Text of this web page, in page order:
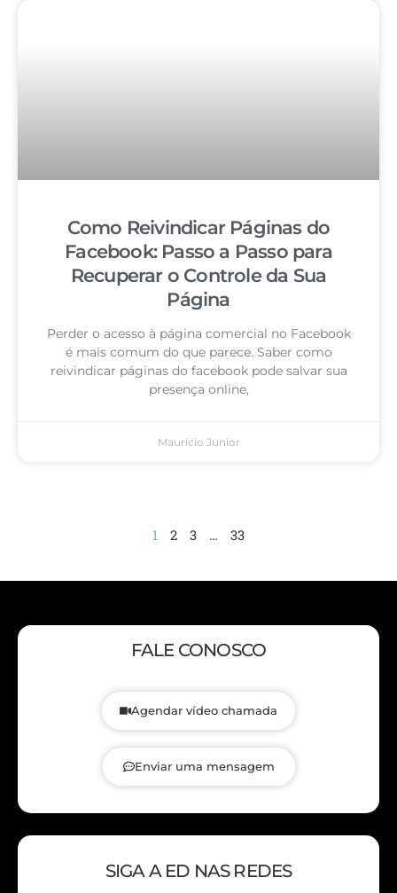
Como Reivindicar Páginas do
Facebook: Passo a Passo para
Recuperar o Controle da Sua
Página
Perder o acesso à página comercial no Facebook
é mais comum do que parece. Saber como
reivindicar páginas do facebook pode salvar sua
presença online,
Mauricio Junior
1 2 3 … 33
FALE CONOSCO
Agendar vídeo chamada
Enviar uma mensagem
SIGA A ED NAS REDES